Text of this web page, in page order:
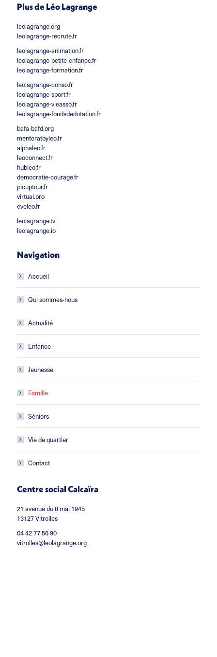
Plus de Léo Lagrange
leolagrange.org
leolagrange-recrute.fr
leolagrange-animation.fr
leolagrange-petite-enfance.fr
leolagrange-formation.fr
leolagrange-conso.fr
leolagrange-sport.fr
leolagrange-vieasso.fr
leolagrange-fondsdedotation.fr
bafa-bafd.org
mentoratbyleo.fr
alphaleo.fr
leoconnect.fr
hubleo.fr
democratie-courage.fr
picuptour.fr
virtual.pro
eveleo.fr
leolagrange.tv
leolagrange.io
Navigation
Accueil
Qui sommes-nous
Actualité
Enfance
Jeunesse
Famille
Séniors
Vie de quartier
Contact
Centre social Calcaïra
21 avenue du 8 mai 1945
13127 Vitrolles
04 42 77 56 90
vitrolles@leolagrange.org